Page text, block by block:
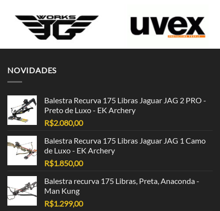
NOVIDADES
Balestra Recurva 175 Libras Jaguar JAG 2 PRO -
Preto de Luxo - EK Archery
R$2.080,00
Balestra Recurva 175 Libras Jaguar JAG 1 Camo
de Luxo - EK Archery
R$1.850,00
Balestra recurva 175 Libras, Preta, Anaconda -
Man Kung
R$1.299,00